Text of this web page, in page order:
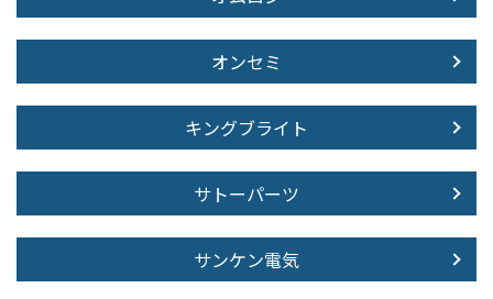
オンセミ
キングブライト
サトーパーツ
サンケン電気